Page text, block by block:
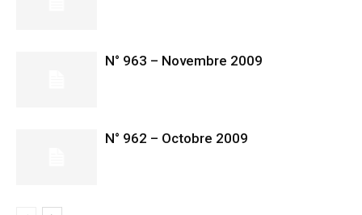
N° 963 – Novembre 2009
N° 962 – Octobre 2009